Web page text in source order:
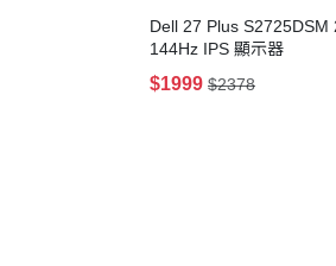
Dell 27 Plus S2725DSM
144Hz IPS 顯示器
$1999 $2378